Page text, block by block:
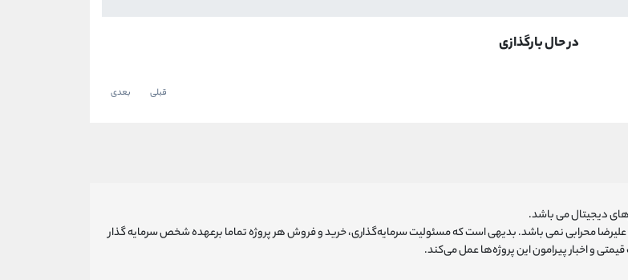
در حال بارگذازی
قبلی بعدی
دیجیتال می باشد.
محرابی نمی باشد. بدیهی است که مسئولیت سرمایه‌گذاری، خرید و فروش هر پروژه تماما برعهده شخص سرمایه گذار
و اخبار پیرامون این پروژه‌‌ها عمل می‌کند.